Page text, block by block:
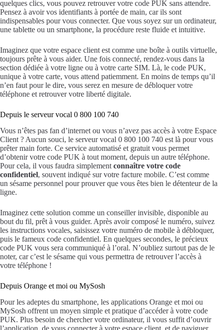
quelques clics, vous pouvez retrouver votre code PUK sans attendre.
Pensez à avoir vos identifiants à portée de main, car ils sont
indispensables pour vous connecter. Que vous soyez sur un ordinateur,
une tablette ou un smartphone, la procédure reste fluide et intuitive.
Imaginez que votre espace client est comme une boîte à outils virtuelle,
toujours prête à vous aider. Une fois connecté, rendez-vous dans la
section dédiée à votre ligne ou à votre carte SIM. Là, le code PUK,
unique à votre carte, vous attend patiemment. En moins de temps qu’il
n’en faut pour le dire, vous serez en mesure de débloquer votre
téléphone et retrouver votre liberté digitale.
Depuis le serveur vocal 0 800 100 740
Vous n’êtes pas fan d’internet ou vous n’avez pas accès à votre Espace
Client ? Aucun souci, le serveur vocal 0 800 100 740 est là pour vous
prêter main forte. Ce service automatisé et gratuit vous permet
d’obtenir votre code PUK à tout moment, depuis un autre téléphone.
Pour cela, il vous faudra simplement connaître votre code
confidentiel, souvent indiqué sur votre facture mobile. C’est comme
un sésame personnel pour prouver que vous êtes bien le détenteur de la
ligne.
Imaginez cette solution comme un conseiller invisible, disponible au
bout du fil, prêt à vous guider. Après avoir composé le numéro, suivez
les instructions vocales, saisissez votre numéro de mobile à débloquer,
puis le fameux code confidentiel. En quelques secondes, le précieux
code PUK vous sera communiqué à l’oral. N’oubliez surtout pas de le
noter, car c’est le sésame qui vous permettra de retrouver l’accès à
votre téléphone !
Depuis Orange et moi ou MySosh
Pour les adeptes du smartphone, les applications Orange et moi ou
MySosh offrent un moyen simple et pratique d’accéder à votre code
PUK. Plus besoin de chercher votre ordinateur, il vous suffit d’ouvrir
l’application, de vous connecter à votre espace client, et de naviguer